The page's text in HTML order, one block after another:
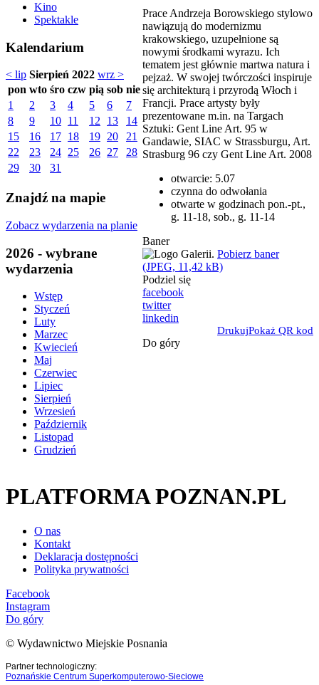
Kino
Spektakle
Kalendarium
< lip Sierpień 2022 wrz >
pon wto śro czw pią sob nie
1
2 3 4 5 6
7
8
9 10 11 12 13
14
15
16 17 18 19 20
21
22
23 24 25 26 27
28
29
30 31
Znajdź na mapie
Zobacz wydarzenia na planie
2026 - wybrane
wydarzenia
Wstęp
Styczeń
Luty
Marzec
Kwiecień
Maj
Czerwiec
Lipiec
Sierpień
Wrzesień
Październik
Listopad
Grudzień
Prace Andrzeja Borowskiego stylowo
nawiązują do modernizmu
krakowskiego, uzupełnione są
nowymi środkami wyrazu. Ich
tematem jest głównie martwa natura i
pejzaż. W swojej twórczości inspiruje
się architekturą i przyrodą Włoch i
Francji. Prace artysty były
prezentowane m.in. na Targach
Sztuki: Gent Line Art. 95 w
Gandawie, SIAC w Strassburgu, Art.
Strasburg 96 czy Gent Line Art. 2008
otwarcie: 5.07
czynna do odwołania
otwarte w godzinach pon.-pt.,
g. 11-18, sob., g. 11-14
Baner
Pobierz baner
(JPEG, 11,42 kB)
Podziel się
facebook
twitter
linkedin
DrukujPokaż QR kod
Do góry
PLATFORMA POZNAN.PL
O nas
Kontakt
Deklaracja dostępności
Polityka prywatności
Facebook
Instagram
Do góry
© Wydawnictwo Miejskie Posnania
Partner technologiczny:
Poznańskie Centrum Superkomputerowo-Sieciowe